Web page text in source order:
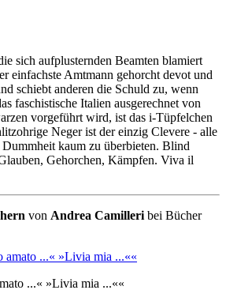
sich aufplusternden Beamten blamiert
einfachste Amtmann gehorcht devot und
schiebt anderen die Schuld zu, wenn
faschistische Italien ausgerechnet von
vorgeführt wird, ist das i-Tüpfelchen
Neger ist der einzig Clevere - alle
kaum zu überbieten. Blind
Gehorchen, Kämpfen. Viva il
von Andrea Camilleri bei Bücher
...« »Livia mia ...««